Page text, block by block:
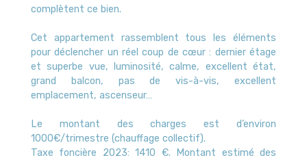
complètent ce bien.
Cet appartement rassemblent tous les éléments
pour déclencher un réel coup de cœur : dernier étage
et superbe vue, luminosité, calme, excellent état,
grand balcon, pas de vis-à-vis, excellent
emplacement, ascenseur…
Le montant des charges est d’environ
1000€/trimestre (chauffage collectif).
Taxe foncière 2023: 1410 €. Montant estimé des